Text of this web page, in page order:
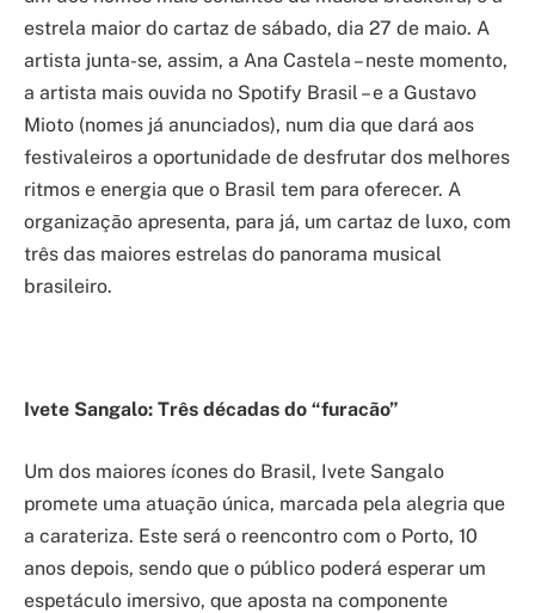
estrela maior do cartaz de sábado, dia 27 de maio. A
artista junta-se, assim, a Ana Castela – neste momento,
a artista mais ouvida no Spotify Brasil – e a Gustavo
Mioto (nomes já anunciados), num dia que dará aos
festivaleiros a oportunidade de desfrutar dos melhores
ritmos e energia que o Brasil tem para oferecer. A
organização apresenta, para já, um cartaz de luxo, com
três das maiores estrelas do panorama musical
brasileiro.
Ivete Sangalo: Três décadas do “furacão”
Um dos maiores ícones do Brasil, Ivete Sangalo
promete uma atuação única, marcada pela alegria que
a carateriza. Este será o reencontro com o Porto, 10
anos depois, sendo que o público poderá esperar um
espetáculo imersivo, que aposta na componente